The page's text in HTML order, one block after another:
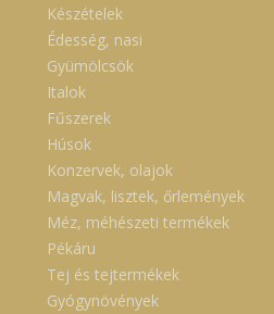
Készételek
Édesség, nasi
Gyümölcsök
Italok
Fűszerek
Húsok
Konzervek, olajok
Magvak, lisztek, őrlemények
Méz, méhészeti termékek
Pékáru
Tej és tejtermékek
Gyógynövények